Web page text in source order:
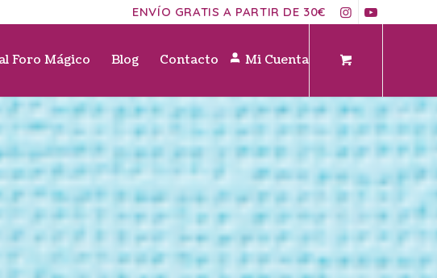
ENVÍO GRATIS A PARTIR DE 30€
Foro Mágico Blog Contacto Mi Cuenta